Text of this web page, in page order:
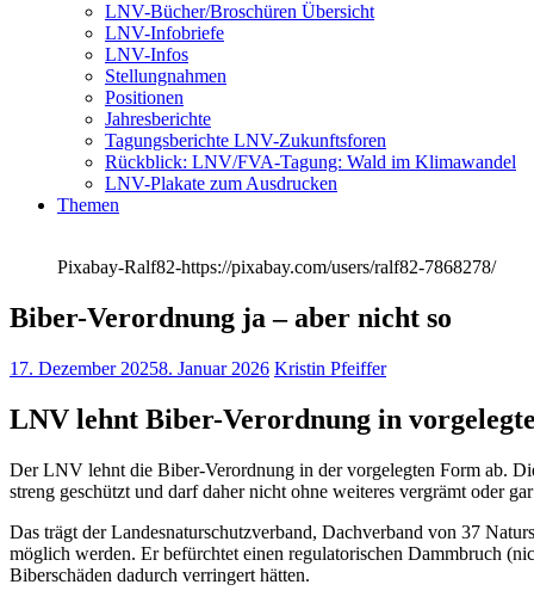
LNV-Bücher/Broschüren Übersicht
LNV-Infobriefe
LNV-Infos
Stellungnahmen
Positionen
Jahresberichte
Tagungsberichte LNV-Zukunftsforen
Rückblick: LNV/FVA-Tagung: Wald im Klimawandel
LNV-Plakate zum Ausdrucken
Themen
Pixabay-Ralf82-https://pixabay.com/users/ralf82-7868278/
Biber-Verordnung ja – aber nicht so
17. Dezember 20258. Januar 2026 Kristin Pfeiffer
LNV lehnt Biber-Verordnung in
Der LNV lehnt die Biber-Verordnung in der vorgelegten Form ab.
streng geschützt und darf daher nicht ohne weiteres vergrämt oder
Das trägt der Landesnaturschutzverband, Dachverband von 37
möglich werden. Er befürchtet einen regulatorischen Dammbruch
Biberschäden dadurch verringert hätten.